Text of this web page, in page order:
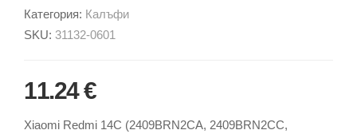
Категория: Калъфи
SKU: 31132-0601
11.24 €
Xiaomi Redmi 14C (2409BRN2CA, 2409BRN2CC,